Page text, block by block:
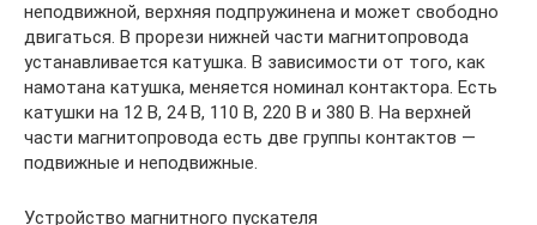
неподвижной, верхняя подпружинена и может свободно
двигаться. В прорези нижней части магнитопровода
устанавливается катушка. В зависимости от того, как
намотана катушка, меняется номинал контактора. Есть
катушки на 12 В, 24 В, 110 В, 220 В и 380 В. На верхней
части магнитопровода есть две группы контактов —
подвижные и неподвижные.
Устройство магнитного пускателя